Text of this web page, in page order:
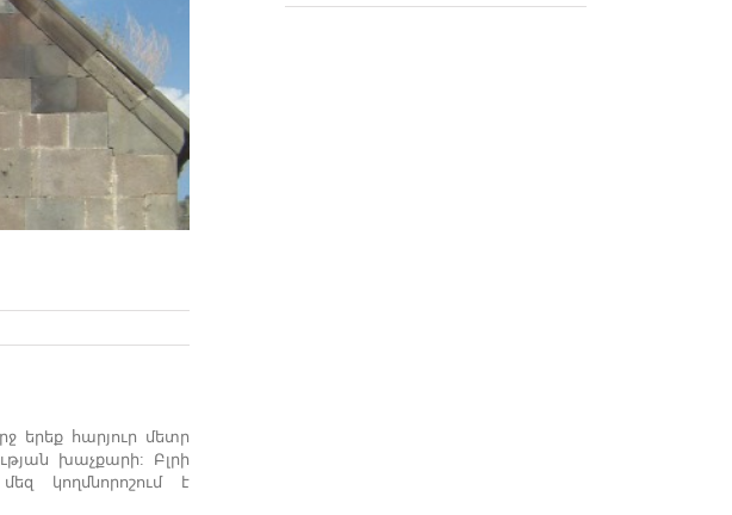
երեք հարյուր մետր
խաչքարի: Բլրի
կողմնորոշում է